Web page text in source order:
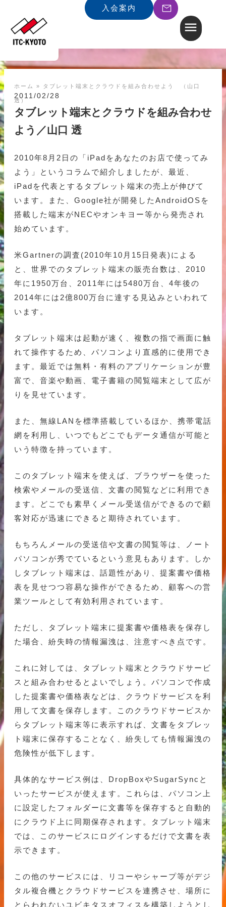
入会案内
ホーム » タブレット端末とクラウドを組み合わせよう （山口
透）
2011/02/28
タブレット端末とクラウドを組み合わせ
よう／山口 透
2010年8月2日の「iPadをあなたのお店で使ってみ
よう」というコラムで紹介しましたが、最近、
iPadを代表とするタブレット端末の売上が伸びて
います。また、Google社が開発したAndroidOSを
搭載した端末がNECやオンキヨー等から発売され
始めています。
米Gartnerの調査(2010年10月15日発表)による
と、世界でのタブレット端末の販売台数は、2010
年に1950万台、2011年には5480万台、4年後の
2014年には2億800万台に達する見込みといわれて
います。
タブレット端末は起動が速く、複数の指で画面に触
れて操作するため、パソコンより直感的に使用でき
ます。最近では無料・有料のアプリケーションが豊
富で、音楽や動画、電子書籍の閲覧端末として広が
りを見せています。
また、無線LANを標準搭載しているほか、携帯電話
網を利用し、いつでもどこでもデータ通信が可能と
いう特徴を持っています。
このタブレット端末を使えば、ブラウザーを使った
検索やメールの受送信、文書の閲覧などに利用でき
ます。どこでも素早くメール受送信ができるので顧
客対応が迅速にできると期待されています。
もちろんメールの受送信や文書の閲覧等は、ノート
パソコンが秀でているという意見もあります。しか
しタブレット端末は、話題性があり、提案書や価格
表を見せつつ容易な操作ができるため、顧客への営
業ツールとして有効利用されています。
ただし、タブレット端末に提案書や価格表を保存し
た場合、紛失時の情報漏洩は、注意すべき点です。
これに対しては、タブレット端末とクラウドサービ
スと組み合わせるとよいでしょう。パソコンで作成
した提案書や価格表などは、クラウドサービスを利
用して文書を保存します。このクラウドサービスか
らタブレット端末等に表示すれば、文書をタブレッ
ト端末に保存することなく、紛失しても情報漏洩の
危険性が低下します。
具体的なサービス例は、DropBoxやSugarSyncと
いったサービスが使えます。これらは、パソコン上
に設定したフォルダーに文書等を保存すると自動的
にクラウド上に同期保存されます。タブレット端末
では、このサービスにログインするだけで文書を表
示できます。
この他のサービスには、リコーやシャープ等がデジ
タル複合機とクラウドサービスを連携させ、場所に
とらわれないユビキタスオフィスを構築しようとし